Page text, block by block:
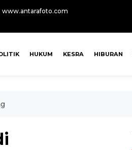
www.antarafoto.com
HUKUM KESRA HIBURAN